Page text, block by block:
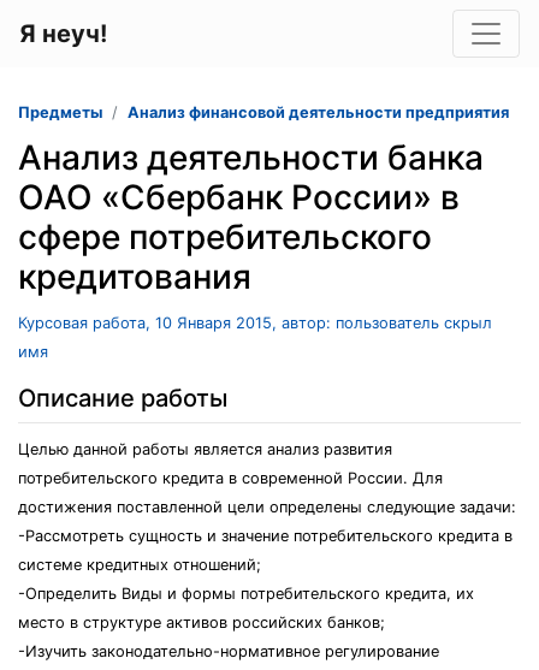
Я неуч!
Предметы Анализ финансовой деятельности предприятия
Анализ деятельности банка
ОАО «Сбербанк России» в
сфере потребительского
кредитования
Курсовая работа, 10 Января 2015, автор: пользователь скрыл
имя
Описание работы
Целью данной работы является анализ развития
потребительского кредита в современной России. Для
достижения поставленной цели определены следующие задачи:
-Рассмотреть сущность и значение потребительского кредита в
системе кредитных отношений;
-Определить Виды и формы потребительского кредита, их
место в структуре активов российских банков;
-Изучить законодательно-нормативное регулирование